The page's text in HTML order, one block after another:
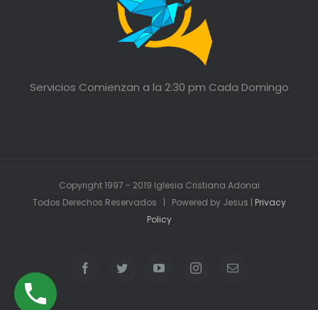
Servicios Comienzan a la 2:30 pm Cada Domingo
Copyright 1997 - 2019 Iglesia Cristiana Adonai
Todos Derechos Reservados | Powered by Jesus | Privacy
Policy
FacebookTwitter YouTubeInstagramEmail